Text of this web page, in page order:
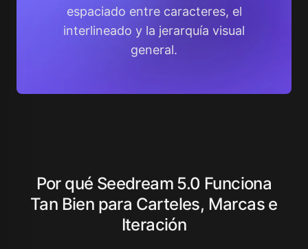
espaciado entre caracteres, el
interlineado y la jerarquía visual
general.
Por qué Seedream 5.0 Funciona
Tan Bien para Carteles, Marcas e
Iteración